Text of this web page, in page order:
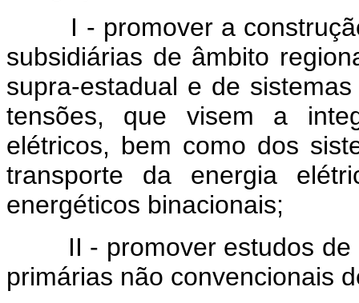
I - promover a construção
subsidiárias de âmbito
supra-estadual e de
tensões, que visem a
elétricos, bem como dos
transporte da energia
energéticos binacionais;
II - promover estudos de
primárias não convencionais